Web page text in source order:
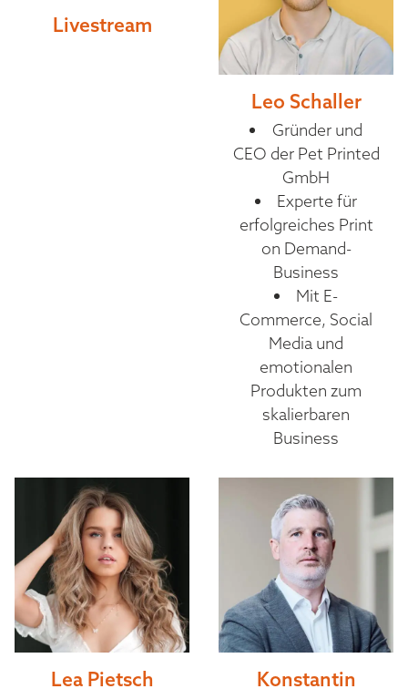
Livestream
Leo Schaller
Gründer und
CEO der Pet Printed
GmbH
Experte für
erfolgreiches Print
on Demand-
Business
Mit E-
Commerce, Social
Media und
emotionalen
Produkten zum
skalierbaren
Business
Lea Pietsch Konstantin